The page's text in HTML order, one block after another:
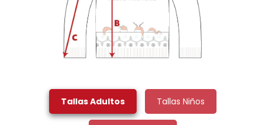
Tallas Adultos Tallas Niños